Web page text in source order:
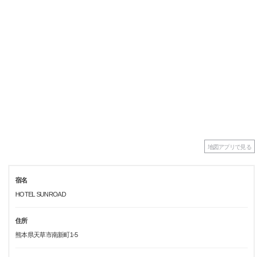
地図アプリで見る
宿名
HOTEL SUNROAD
住所
熊本県天草市南新町1-5